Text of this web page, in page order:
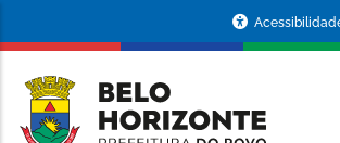
conteúdo
principal
da
Prefeitura